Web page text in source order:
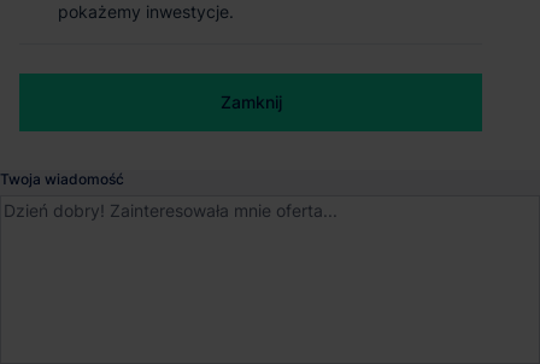
Skawina , Małopolskie
Dostępność
pokażemy inwestycje.
Zamknij
Twoja wiadomość
pokażemy inwestycje.
Zamknij